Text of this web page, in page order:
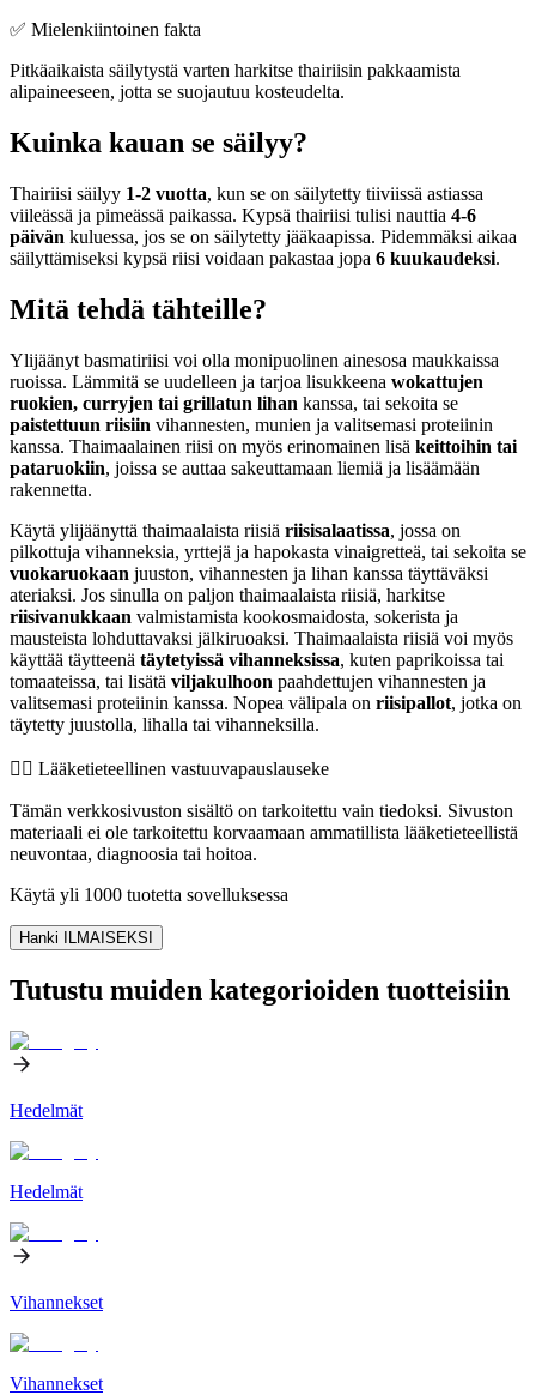
✅ Mielenkiintoinen fakta
Pitkäaikaista säilytystä varten harkitse thairiisin pakkaamista
alipaineeseen, jotta se suojautuu kosteudelta.
Kuinka kauan se säilyy?
Thairiisi säilyy 1-2 vuotta, kun se on säilytetty tiiviissä astiassa
viileässä ja pimeässä paikassa. Kypsä thairiisi tulisi nauttia 4-6
päivän kuluessa, jos se on säilytetty jääkaapissa. Pidemmäksi aikaa
säilyttämiseksi kypsä riisi voidaan pakastaa jopa 6 kuukaudeksi.
Mitä tehdä tähteille?
Ylijäänyt basmatiriisi voi olla monipuolinen ainesosa maukkaissa
ruoissa. Lämmitä se uudelleen ja tarjoa lisukkeena wokattujen
ruokien, curryjen tai grillatun lihan kanssa, tai sekoita se
paistettuun riisiin vihannesten, munien ja valitsemasi proteiinin
kanssa. Thaimaalainen riisi on myös erinomainen lisä keittoihin tai
pataruokiin, joissa se auttaa sakeuttamaan liemiä ja lisäämään
rakennetta.
Käytä ylijäänyttä thaimaalaista riisiä riisisalaatissa, jossa on
pilkottuja vihanneksia, yrttejä ja hapokasta vinaigretteä, tai sekoita se
vuokaruokaan juuston, vihannesten ja lihan kanssa täyttäväksi
ateriaksi. Jos sinulla on paljon thaimaalaista riisiä, harkitse
riisivanukkaan valmistamista kookosmaidosta, sokerista ja
mausteista lohduttavaksi jälkiruoaksi. Thaimaalaista riisiä voi myös
käyttää täytteenä täytetyissä vihanneksissa, kuten paprikoissa tai
tomaateissa, tai lisätä viljakulhoon paahdettujen vihannesten ja
valitsemasi proteiinin kanssa. Nopea välipala on riisipallot, jotka on
täytetty juustolla, lihalla tai vihanneksilla.
👨‍⚕️️ Lääketieteellinen vastuuvapauslauseke
Tämän verkkosivuston sisältö on tarkoitettu vain tiedoksi. Sivuston
materiaali ei ole tarkoitettu korvaamaan ammatillista lääketieteellistä
neuvontaa, diagnoosia tai hoitoa.
Käytä yli 1000 tuotetta sovelluksessa
Hanki ILMAISEKSI
Tutustu muiden kategorioiden tuotteisiin
Hedelmät
Hedelmät
Vihannekset
Vihannekset